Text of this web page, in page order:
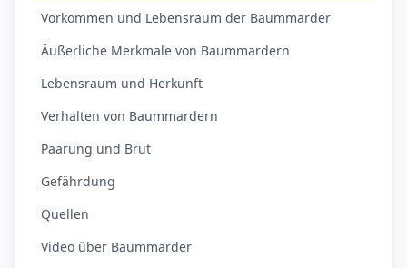
Vorkommen und Lebensraum der Baummarder
Äußerliche Merkmale von Baummardern
Lebensraum und Herkunft
Verhalten von Baummardern
Paarung und Brut
Gefährdung
Quellen
Video über Baummarder